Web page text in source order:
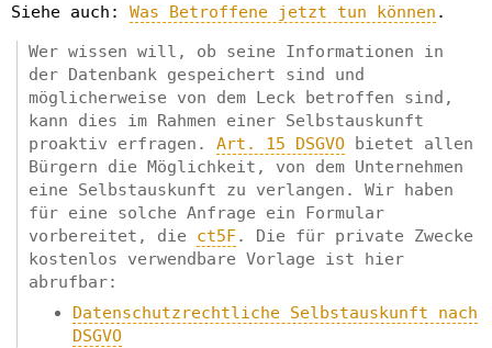
Siehe auch: Was Betroffene jetzt tun können .
Wer wissen will, ob seine Informationen in
der Datenbank gespeichert sind und
möglicherweise von dem Leck betroffen sind,
kann dies im Rahmen einer Selbstauskunft
proaktiv erfragen. Art. 15 DSGVO bietet allen
Bürgern die Möglichkeit, von dem Unternehmen
eine Selbstauskunft zu verlangen. Wir haben
für eine solche Anfrage ein Formular
vorbereitet, die ct5F. Die für private Zwecke
kostenlos verwendbare Vorlage ist hier
abrufbar:
Datenschutzrechtliche Selbstauskunft nach
DSGVO